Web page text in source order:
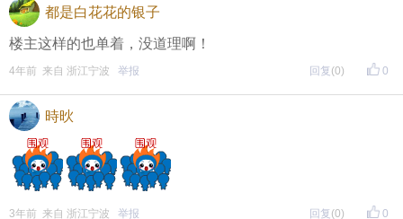
都是白花花的银子
楼主这样的也单着，没道理啊！
0
4年前 来自 浙江宁波 举报 回复 (0)
時炚
0
3年前 来自 浙江宁波 举报 回复 (0)